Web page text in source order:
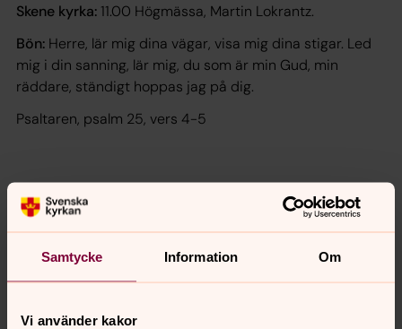
Samtycke Information Om
Vi använder kakor
Skene kyrka: 11.00 Högmässa, Martin Lokrantz.
Bön: Herre, lär mig dina vägar, visa mig dina stigar. Led
mig i din sanning, lär mig, du som är min Gud, min
räddare, ständigt hoppas jag på dig.
Psaltaren, psalm 25, vers 4-5
Senast ändrad 24 mars 2026
Synpunkter eller frågor på sidans
innehåll?